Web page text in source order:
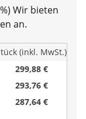
Wir bieten
an.
(inkl. MwSt.)
299,88 €
293,76 €
287,64 €